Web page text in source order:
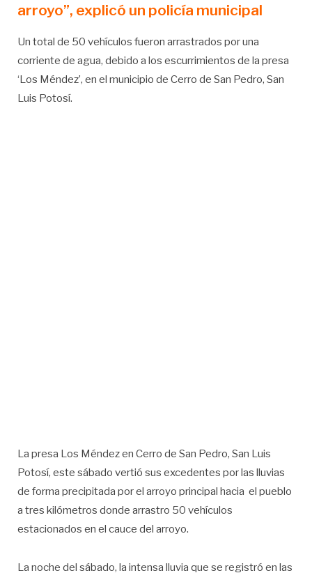
arroyo”, explicó un policía municipal
Un total de 50 vehículos fueron arrastrados por una
corriente de agua, debido a los escurrimientos de la presa
‘Los Méndez’, en el municipio de Cerro de San Pedro, San
Luis Potosí.
La presa Los Méndez en Cerro de San Pedro, San Luis
Potosí, este sábado vertió sus excedentes por las lluvias
de forma precipitada por el arroyo principal hacia el pueblo
a tres kilómetros donde arrastro 50 vehículos
estacionados en el cauce del arroyo.
La noche del sábado, la intensa lluvia que se registró en las